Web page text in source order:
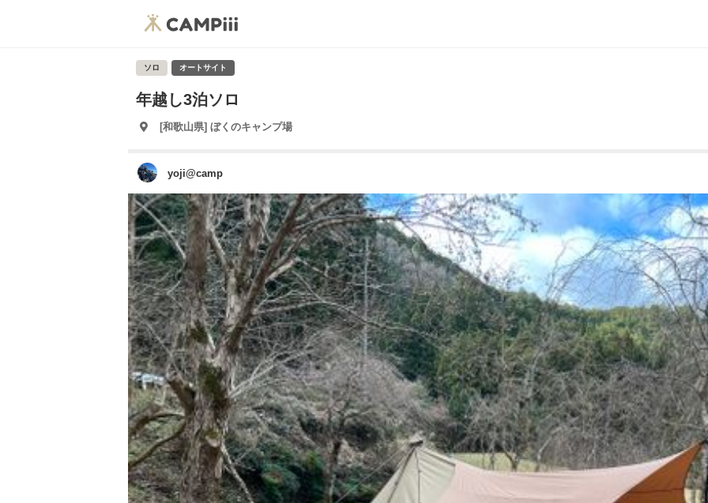
ソロ オートサイト
年越し3泊ソロ
[和歌山県] ぼくのキャンプ場
yoji@camp